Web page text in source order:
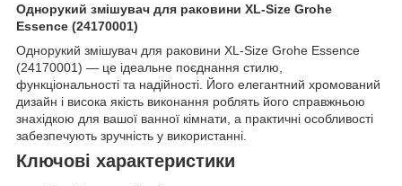
Однорукий змішувач для раковини XL-Size Grohe
Essence (24170001)
Однорукий змішувач для раковини XL-Size Grohe Essence
(24170001) — це ідеальне поєднання стилю,
функціональності та надійності. Його елегантний хромований
дизайн і висока якість виконання роблять його справжньою
знахідкою для вашої ванної кімнати, а практичні особливості
забезпечують зручність у використанні.
Ключові характеристики